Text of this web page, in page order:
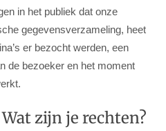
in het publiek dat onze
gegevensverzameling, heet
er bezocht werden, een
de bezoeker en het moment
zijn je rechten?